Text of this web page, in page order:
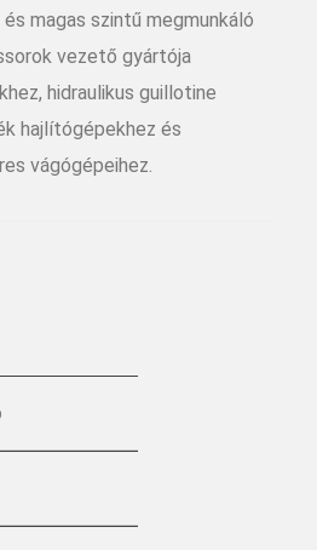
magas szintű megmunkáló
vezető gyártója
hidraulikus guillotine
hajlítógépekhez és
vágógépeihez.